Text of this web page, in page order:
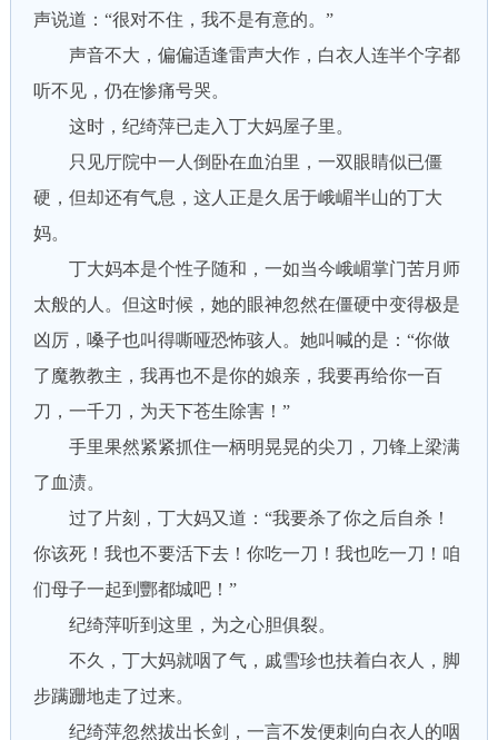
声说道：“很对不住，我不是有意的。”
声音不大，偏偏适逢雷声大作，白衣人连半个字都
听不见，仍在惨痛号哭。
这时，纪绮萍已走入丁大妈屋子里。
只见厅院中一人倒卧在血泊里，一双眼睛似已僵
硬，但却还有气息，这人正是久居于峨嵋半山的丁大
妈。
丁大妈本是个性子随和，一如当今峨嵋掌门苦月师
太般的人。但这时候，她的眼神忽然在僵硬中变得极是
凶厉，嗓子也叫得嘶哑恐怖骇人。她叫喊的是：“你做
了魔教教主，我再也不是你的娘亲，我要再给你一百
刀，一千刀，为天下苍生除害！”
手里果然紧紧抓住一柄明晃晃的尖刀，刀锋上梁满
了血渍。
过了片刻，丁大妈又道：“我要杀了你之后自杀！
你该死！我也不要活下去！你吃一刀！我也吃一刀！咱
们母子一起到酆都城吧！”
纪绮萍听到这里，为之心胆俱裂。
不久，丁大妈就咽了气，戚雪珍也扶着白衣人，脚
步蹒跚地走了过来。
纪绮萍忽然拔出长剑，一言不发便刺向白衣人的咽